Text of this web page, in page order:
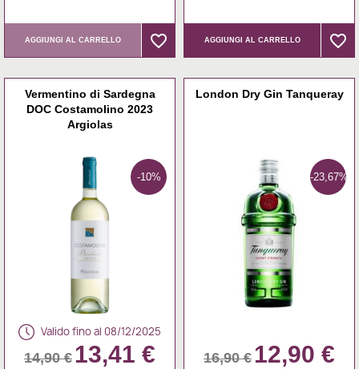
AGGIUNGI AL CARRELLO favorite_border
favorite_border AGGIUNGI AL CARRELLO favorite_border
favorite_border
Vermentino di Sardegna
DOC Costamolino 2023
Argiolas
-10%
Valido fino al 08/12/2025
14,90 € 13,41 €
London Dry Gin Tanqueray
-23,67%
16,90 € 12,90 €